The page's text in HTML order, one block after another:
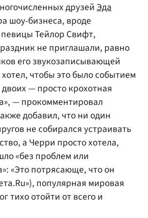
друзейЭда
шоу-бизнеса, вроде
Тейлор Свифт,
не приглашали, равно
его звукозаписывающей
чтобы это было событием
— просто крохотная
— прокомментировал
добавил, что ни один
не собирался устраивать
а Черри просто хотела,
«без проблем или
«Это потрясающе, что он
популярная мировая
тихо отойти от всего и